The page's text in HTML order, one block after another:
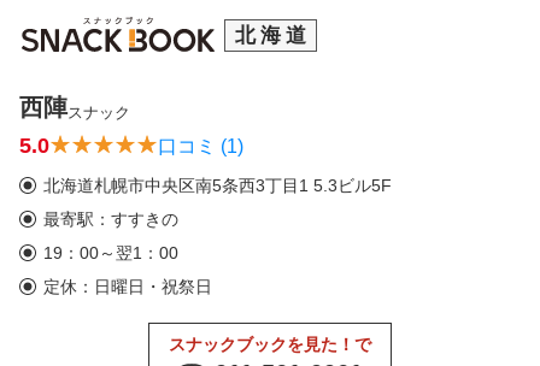
北海道
西陣スナック
5.0 口コミ (1)
北海道札幌市中央区南5条西3丁目1 5.3ビル5F
最寄駅：すすきの
19：00～翌1：00
定休：日曜日・祝祭日
スナックブックを見た！で